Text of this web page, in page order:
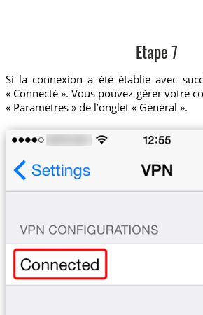
Etape 7
Si la connexion a été établie avec
« Connecté ». Vous pouvez gérer votre
« Paramètres » de l’onglet « Général ».